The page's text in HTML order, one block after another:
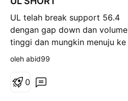
UL telah break support 56.4
dengan gap down dan volume
tinggi dan mungkin menuju ke
53.94
k
t
oleh abid99
0